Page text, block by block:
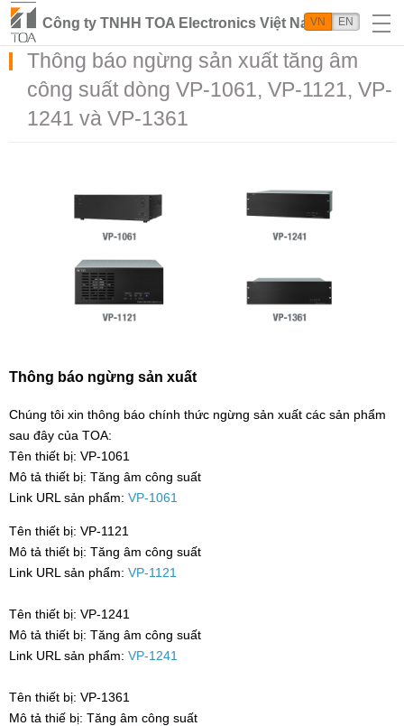
Công ty TNHH TOA Electronics Việt Nam
VN EN
Thông báo ngừng sản xuất tăng âm
công suất dòng VP-1061, VP-1121, VP-
1241 và VP-1361
Thông báo ngừng sản xuất
Chúng tôi xin thông báo chính thức ngừng sản xuất các sản phẩm
sau đây của TOA:
Tên thiết bị: VP-1061
Mô tả thiết bị: Tăng âm công suất
Link URL sản phẩm: VP-1061
Tên thiết bị: VP-1121
Mô tả thiết bị: Tăng âm công suất
Link URL sản phẩm: VP-1121
Tên thiết bị: VP-1241
Mô tả thiết bị: Tăng âm công suất
Link URL sản phẩm: VP-1241
Tên thiết bị: VP-1361
Mô tả thiế bị: Tăng âm công suất